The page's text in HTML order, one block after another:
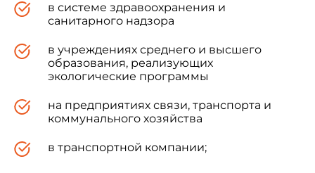
в системе здравоохранения и
санитарного надзора
в учреждениях среднего и высшего
образования, реализующих
экологические программы
на предприятиях связи, транспорта и
коммунального хозяйства
в транспортной компании;